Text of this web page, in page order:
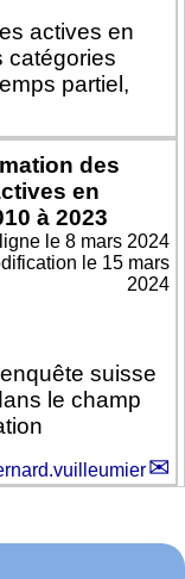
actives en
catégories
partiel,
des
en
à 2023
suisse
le champ
le 8 mars 2024
le 15 mars
2024